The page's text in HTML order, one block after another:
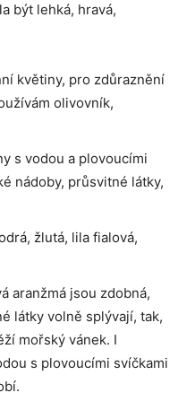
být lehká, hravá,
květiny, pro zdůraznění
olivovník,
s vodou a plovoucími
nádoby, průsvitné látky,
žlutá, lila fialová,
aranžmá jsou zdobná,
látky volně splývají, tak,
mořský vánek. I
s plovoucími svíčkami